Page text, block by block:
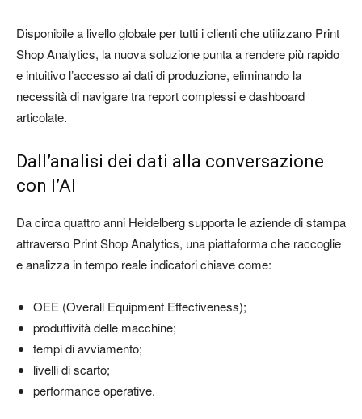
Disponibile a livello globale per tutti i clienti che utilizzano Print
Shop Analytics, la nuova soluzione punta a rendere più rapido
e intuitivo l’accesso ai dati di produzione, eliminando la
necessità di navigare tra report complessi e dashboard
articolate.
Dall’analisi dei dati alla conversazione
con l’AI
Da circa quattro anni Heidelberg supporta le aziende di stampa
attraverso Print Shop Analytics, una piattaforma che raccoglie
e analizza in tempo reale indicatori chiave come:
OEE (Overall Equipment Effectiveness);
produttività delle macchine;
tempi di avviamento;
livelli di scarto;
performance operative.